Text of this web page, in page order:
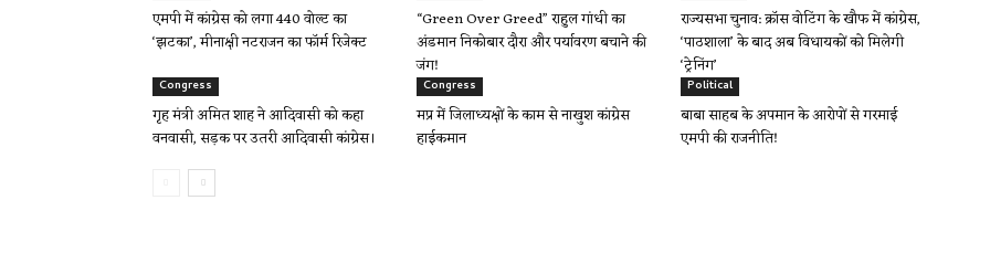
एमपी में कांग्रेस को लगा 440 वोल्ट का
‘झटका’, मीनाक्षी नटराजन का फॉर्म रिजेक्ट
“Green Over Greed” राहुल गांधी का
अंडमान निकोबार दौरा और पर्यावरण बचाने की
जंग!
राज्यसभा चुनाव: क्रॉस वोटिंग के खौफ में कांग्रेस,
‘पाठशाला’ के बाद अब विधायकों को मिलेगी
‘ट्रेनिंग’
Congress
गृह मंत्री अमित शाह ने आदिवासी को कहा
वनवासी, सड़क पर उतरी आदिवासी कांग्रेस।
Congress
मप्र में जिलाध्यक्षों के काम से नाखुश कांग्रेस
हाईकमान
Political
बाबा साहब के अपमान के आरोपों से गरमाई
एमपी की राजनीति!